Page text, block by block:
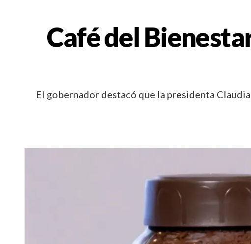
Café del
El gobernador destacó que la presidenta